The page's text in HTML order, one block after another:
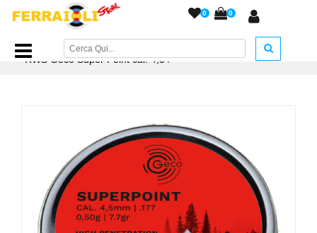
0 0
Home Page/PIOMBINI/Piombini RWS cal. 4,5 e 5,5 /
RWS Geco Super Point cal. 4,5/